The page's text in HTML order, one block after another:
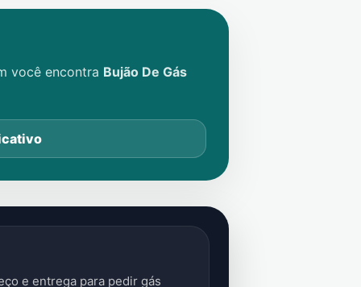
você encontra Bujão De Gás
e entrega para pedir gás